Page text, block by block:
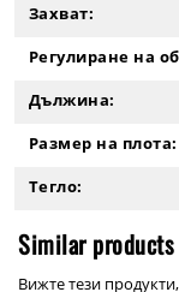
Захват:
Регулиране на
Дължина:
Размер на плота:
Тегло:
Similar products
Вижте тези